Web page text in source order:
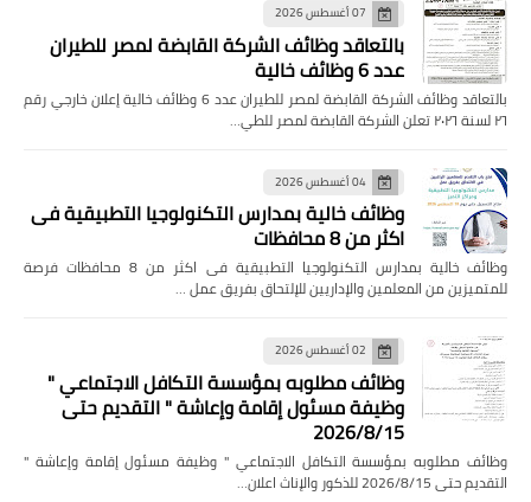
07 أغسطس 2026
بالتعاقد وظائف الشركة القابضة لمصر للطيران
عدد 6 وظائف خالية
بالتعاقد وظائف الشركة القابضة لمصر للطيران عدد 6 وظائف خالية إعلان خارجي رقم
٢٦ لسنة ٢٠٢٦ تعلن الشركة القابضة لمصر للطي…
04 أغسطس 2026
وظائف خالية بمدارس التكنولوجيا التطبيقية فى
اكثر من 8 محافظات
وظائف خالية بمدارس التكنولوجيا التطبيقية فى اكثر من 8 محافظات فرصة
للمتميزين من المعلمين والإداريين للإلتحاق بفريق عمل …
02 أغسطس 2026
وظائف مطلوبه بمؤسسة التكافل الاجتماعي "
وظيفة مسئول إقامة وإعاشة " التقديم حتى
2026/8/15
وظائف مطلوبه بمؤسسة التكافل الاجتماعي " وظيفة مسئول إقامة وإعاشة "
التقديم حتى 2026/8/15 للذكور والإناث اعلان…